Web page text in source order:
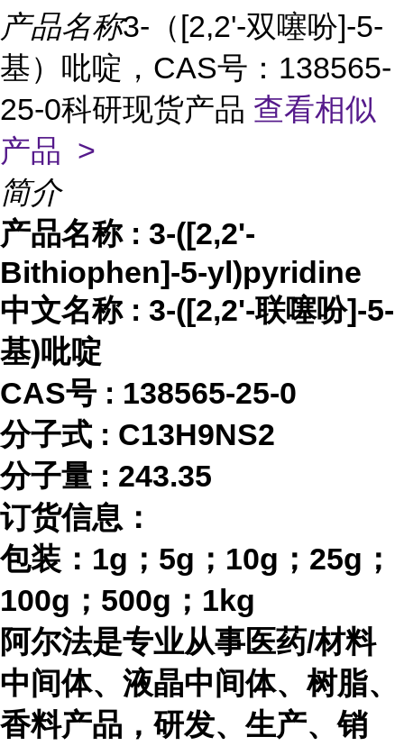
产品名称3-（[2,2'-双噻吩]-5-
基）吡啶，CAS号：138565-
25-0科研现货产品 查看相似
产品 >
简介
产品名称 : 3-([2,2'-
Bithiophen]-5-yl)pyridine
中文名称 : 3-([2,2'-联噻吩]-5-
基)吡啶
CAS号 : 138565-25-0
分子式 : C13H9NS2
分子量 : 243.35
订货信息：
包装： 1g；5g；10g；25g；
100g；500g；1kg
阿尔法是专业从事医药/材料
中间体、液晶中间体、树脂、
香料产品，研发、生产、销